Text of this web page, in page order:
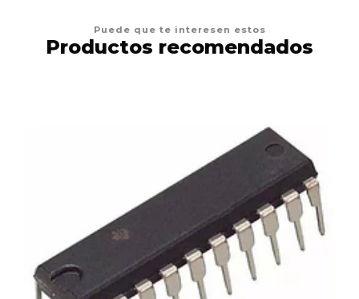
Puede que te interesen estos
Productos recomendados